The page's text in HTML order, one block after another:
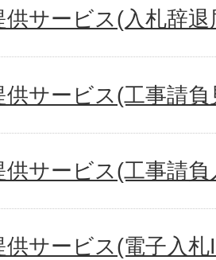
供サービス(入札辞退
供サービス(工事請負
供サービス(工事請負
供サービス(電子入